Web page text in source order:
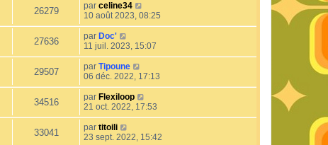
26279 par celine34
10 août 2023, 08:25
27636 par Doc'
11 juil. 2023, 15:07
29507 par Tipoune
06 déc. 2022, 17:13
34516 par Flexiloop
21 oct. 2022, 17:53
33041 par titoili
23 sept. 2022, 15:42